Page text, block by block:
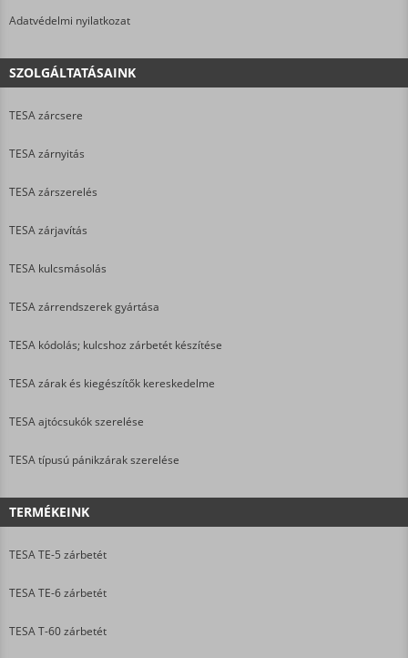
Adatvédelmi nyilatkozat
SZOLGÁLTATÁSAINK
TESA zárcsere
TESA zárnyitás
TESA zárszerelés
TESA zárjavítás
TESA kulcsmásolás
TESA zárrendszerek gyártása
TESA kódolás; kulcshoz zárbetét készítése
TESA zárak és kiegészítők kereskedelme
TESA ajtócsukók szerelése
TESA típusú pánikzárak szerelése
TERMÉKEINK
TESA TE-5 zárbetét
TESA TE-6 zárbetét
TESA T-60 zárbetét